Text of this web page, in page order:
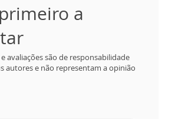
a
avaliações são de responsabilidade
autores e não representam a opinião